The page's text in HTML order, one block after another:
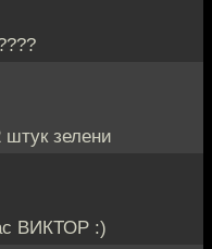
штук зелени
ВИКТОР :)